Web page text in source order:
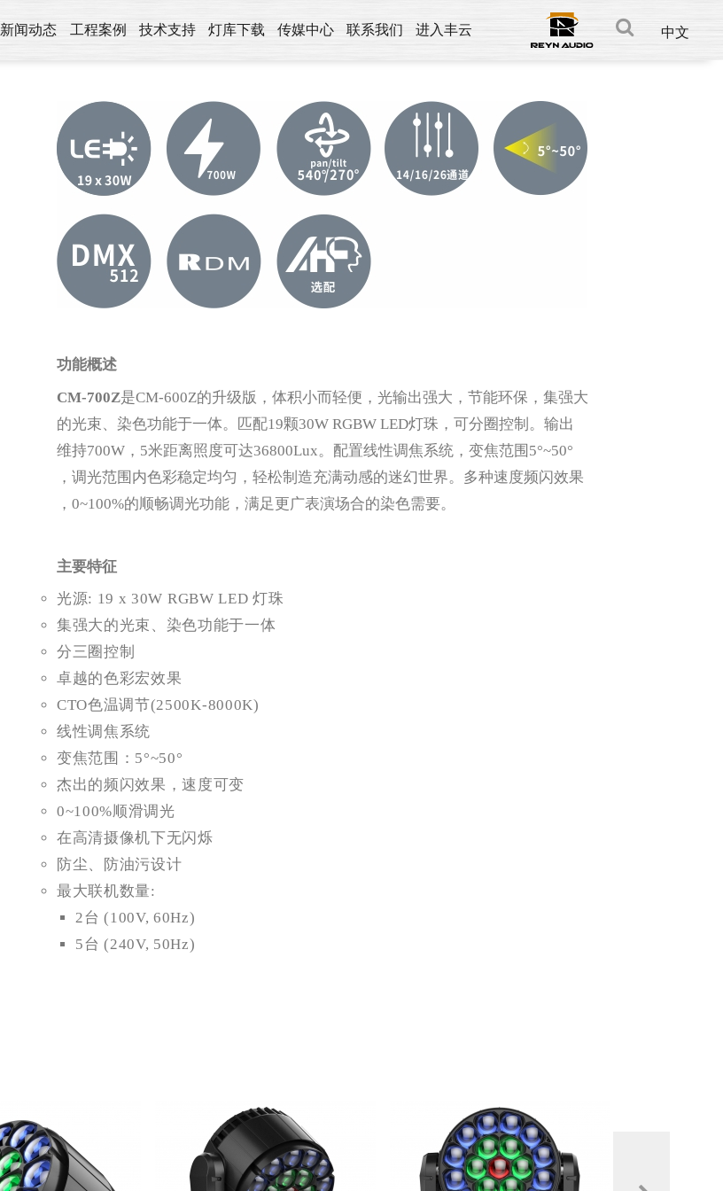
新闻动态 工程案例 技术支持 灯库下载 传媒中心 联系我们 进入丰云 中文
功能概述
CM-700Z是CM-600Z的升级版，体积小而轻便，光输出强大，节能环保，集强大
的光束、染色功能于一体。匹配19颗30W RGBW LED灯珠，可分圈控制。输出
维持700W，5米距离照度可达36800Lux。配置线性调焦系统，变焦范围5°~50°
，调光范围内色彩稳定均匀，轻松制造充满动感的迷幻世界。多种速度频闪效果
，0~100%的顺畅调光功能，满足更广表演场合的染色需要。
主要特征
光源: 19 x 30W RGBW LED 灯珠
集强大的光束、染色功能于一体
分三圈控制
卓越的色彩宏效果
CTO色温调节(2500K-8000K)
线性调焦系统
变焦范围：5°~50°
杰出的频闪效果，速度可变
0~100%顺滑调光
在高清摄像机下无闪烁
防尘、防油污设计
最大联机数量:
2台 (100V, 60Hz)
5台 (240V, 50Hz)